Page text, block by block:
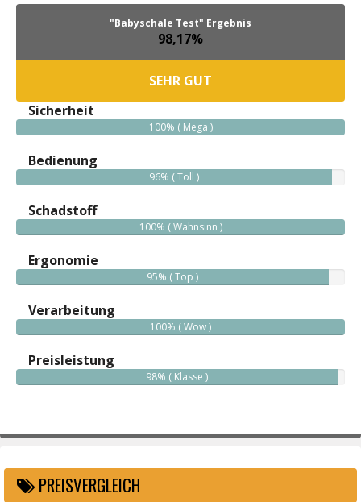
"Babyschale Test" Ergebnis
98,17%
SEHR GUT
Sicherheit
100% ( Mega )
Bedienung
96% ( Toll )
Schadstoff
100% ( Wahnsinn )
Ergonomie
95% ( Top )
Verarbeitung
100% ( Wow )
Preisleistung
98% ( Klasse )
PREISVERGLEICH